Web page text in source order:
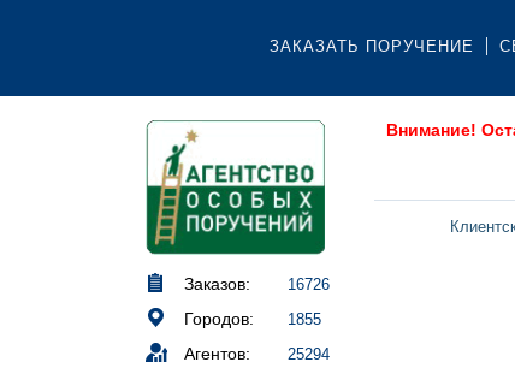
ЗАКАЗАТЬ ПОРУЧЕНИЕ
Заказов: 16726
Городов: 1855
Агентов: 25294
Внимание!